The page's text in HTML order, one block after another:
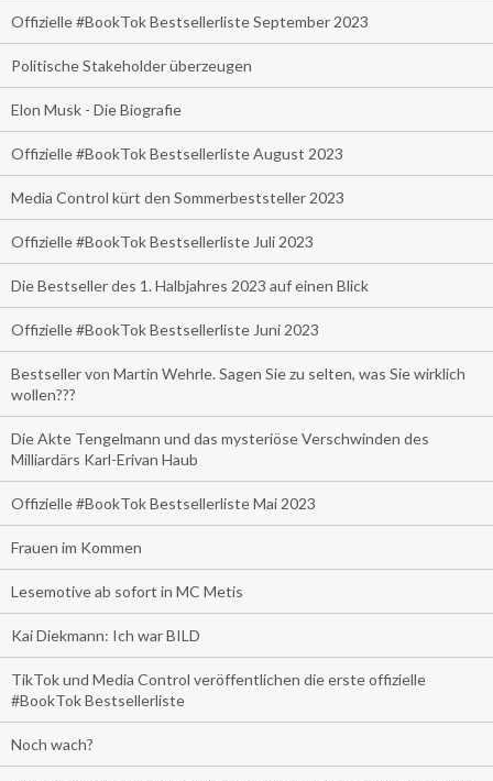
Offizielle #BookTok Bestsellerliste September 2023
Politische Stakeholder überzeugen
Elon Musk - Die Biografie
Offizielle #BookTok Bestsellerliste August 2023
Media Control kürt den Sommerbeststeller 2023
Offizielle #BookTok Bestsellerliste Juli 2023
Die Bestseller des 1. Halbjahres 2023 auf einen Blick
Offizielle #BookTok Bestsellerliste Juni 2023
Bestseller von Martin Wehrle. Sagen Sie zu selten, was Sie wirklich
wollen???
Die Akte Tengelmann und das mysteriöse Verschwinden des
Milliardärs Karl-Erivan Haub
Offizielle #BookTok Bestsellerliste Mai 2023
Frauen im Kommen
Lesemotive ab sofort in MC Metis
Kai Diekmann: Ich war BILD
TikTok und Media Control veröffentlichen die erste offizielle
#BookTok Bestsellerliste
Noch wach?